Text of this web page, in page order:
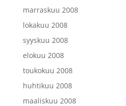
marraskuu 2008
lokakuu 2008
syyskuu 2008
elokuu 2008
toukokuu 2008
huhtikuu 2008
maaliskuu 2008